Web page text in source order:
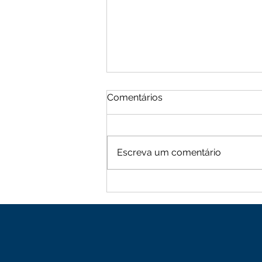
Comentários
Escreva um comentário